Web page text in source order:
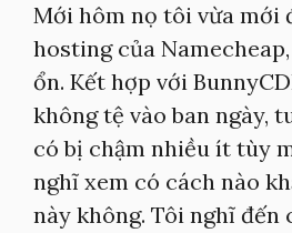
Mới hôm nọ tôi vừa mới
hosting của
ổn. Kết hợp với
không tệ vào ban ngày,
có bị chậm nhiều ít tùy
nghĩ xem có cách nào
này không. Tôi nghĩ đến